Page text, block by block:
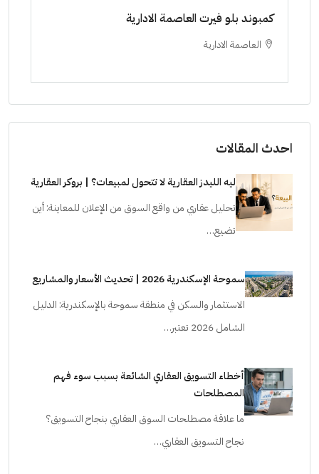
كمبوند بلو فيرت العاصمة الادارية
العاصمة الادارية
احدث المقالات
ليه الليدز العقارية لا تتحول لمبيعات؟ | بروكر العقارية
تحليل عقاري من واقع السوق من الإعلان للمعاينة: أين
تضيع…
سموحة الإسكندرية 2026 | تحديث الأسعار والمشاريع
الاستثمار والسكن في منطقة سموحة بالإسكندرية: الدليل
الشامل 2026 تعتبر…
أخطاء التسويق العقاري الشائعة بسبب سوء فهم
المصطلحات
ما علاقة مصطلحات السوق العقاري بنجاح التسويق؟
نجاح التسويق العقاري…